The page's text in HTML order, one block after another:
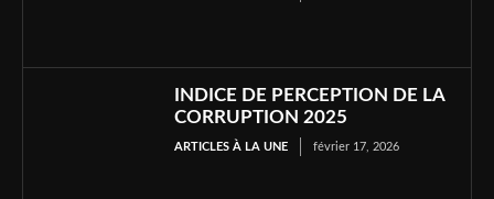
INDICE DE PERCEPTION DE LA
CORRUPTION 2025
ARTICLES À LA UNE février 17, 2026